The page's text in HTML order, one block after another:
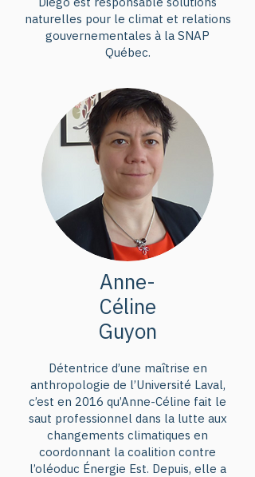
Conférences des Parties peut-
elle influencer l’autre ? À quoi
pouvons-nous nous attendre de
naturelles pour le climat et relations
gouvernementales à la SNAP
Québec.
Anne-
Céline
Guyon
Détentrice d’une maîtrise en
anthropologie de l’Université Laval,
c’est en 2016 qu’Anne-Céline fait le
saut professionnel dans la lutte aux
changements climatiques en
coordonnant la coalition contre
l’oléoduc Énergie Est. Depuis, elle a